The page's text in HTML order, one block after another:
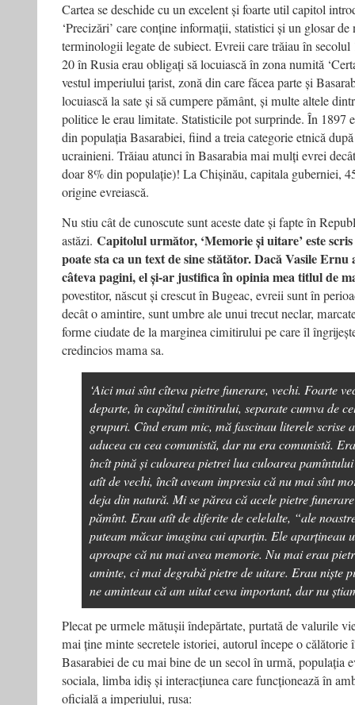
Cartea se deschide cu un excelent și foarte util capitol
‘Precizări’ care conține informații, statistici și un glosar
terminologii legate de subiect. Evreii care trăiau în
20 în Rusia erau obligați să locuiască în zona numită
vestul imperiului țarist, zonă din care făcea parte și
locuiască la sate și să cumpere pământ, și multe altele
politice le erau limitate. Statisticile pot surprinde. În 1897
din populația Basarabiei, fiind a treia categorie etnică
ucrainieni. Trăiau atunci în Basarabia mai mulți evrei
doar 8% din populație)! La Chișinău, capitala guberniei,
origine evreiască.
Nu stiu cât de cunoscute sunt aceste date și fapte în
astăzi. Capitolul următor, ‘Memorie și uitare’ este
poate sta ca un text de sine stătător. Dacă Vasile Ernu
câteva pagini, el și-ar justifica în opinia mea titlul de
povestitor, născut și crescut în Bugeac, evreii sunt în
decât o amintire, sunt umbre ale unui trecut neclar,
forme ciudate de la marginea cimitirului pe care îl
credincios mama sa.
‘Aici mai sînt cîteva pietre funerare, vechi. Foarte
departe, în capătul cimitirului, separate cumva de
grupuri. Cînd eram mic, mă fascinau literele scrise
aducea cu cea comunistă, dar nu era comunistă.
încît pină și culoarea pietrei lua culoarea
atît de vechi, încît aveam impresia că nu mai sînt
deja din natură. Mi se părea că acele pietre
pămînt. Erau atît de diferite de celelalte, “ale
puteam măcar imagina cui aparțin. Ele aparțineau
aproape că nu mai avea memorie. Nu mai erau
aminte, ci mai degrabă pietre de uitare. Erau niște
ne aminteau că am uitat ceva important, dar nu
Plecat pe urmele mătușii îndepărtate, purtată de valurile
mai ține minte secretele istoriei, autorul începe o călătorie
Basarabiei de cu mai bine de un secol în urmă, populația
sociala, limba idiș și interacțiunea care funcționează în
oficială a imperiului, rusa: